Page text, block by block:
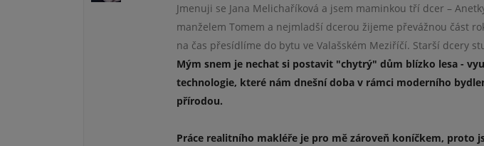
Jmenuji se Jana Melichaříková a jsem maminkou tří dcer –
manželem Tomem a nejmladší dcerou žijeme převážnou část
na čas přesídlíme do bytu ve Valašském Meziříčí. Starší dcery
Mým snem je nechat si postavit "chytrý" dům blízko lesa -v
technologie, které nám dnešní dobav rámci moderního
přírodou.
Práce realitního makléře je pro mě zároveň koníčkem, proto